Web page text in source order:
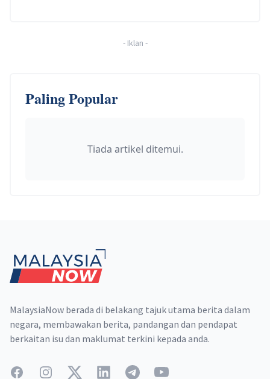
- Iklan -
Paling Popular
Tiada artikel ditemui.
MalaysiaNow berada di belakang tajuk utama berita dalam
negara, membawakan berita, pandangan dan pendapat
berkaitan isu dan maklumat terkini kepada anda.
FacebookInstagramTwitterLinkedInTelegramYouTube